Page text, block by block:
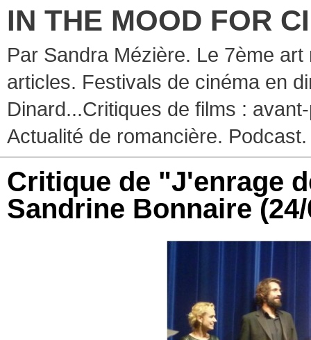
IN THE MOOD FOR
Par Sandra Mézière. Le 7ème
articles. Festivals de cinéma en
Dinard...Critiques de films :
Actualité de romancière. Podcast.
Critique de "J'enrage
Sandrine Bonnaire